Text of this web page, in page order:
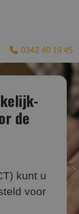
0342 40 19 45
de
kunt u
voor